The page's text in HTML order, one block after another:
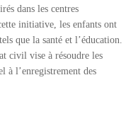
dans les centres
initiative, les enfants ont
que la santé et l’éducation.
civil vise à résoudre les
à l’enregistrement des